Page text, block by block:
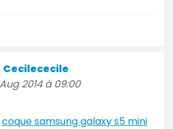
Cecilececile
2014 à 09:00
coque samsung galaxy s5 mini